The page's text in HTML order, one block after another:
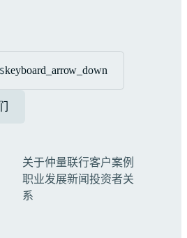
keyboard_arrow_down
关于仲量联行客户案例
职业发展新闻投资者关
系